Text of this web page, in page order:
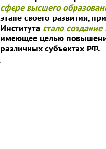
сфере высшего
этапе своего развития,
Института стало
имеющее целью
различных субъектах РФ.